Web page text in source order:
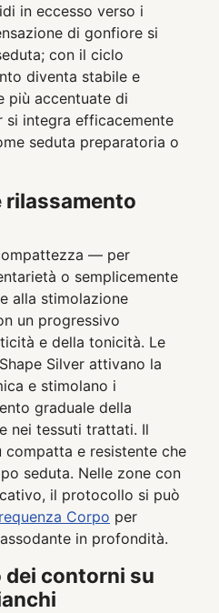
in eccesso verso i
di gonfiore si
con il ciclo
diventa stabile e
più accentuate di
si integra efficacemente
seduta preparatoria o
rilassamento
— per
o semplicemente
alla stimolazione
un progressivo
e della tonicità. Le
Silver attivano la
e stimolano i
graduale della
nei tessuti trattati. Il
compatta e resistente che
seduta. Nelle zone con
il protocollo si può
Corpo per
in profondità.
dei contorni su